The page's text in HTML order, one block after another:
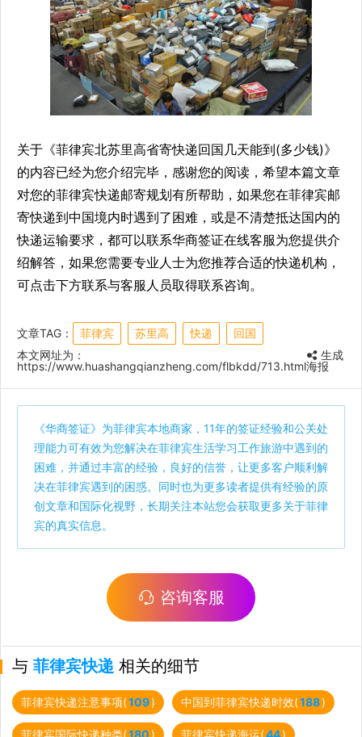
关于《菲律宾北苏里高省寄快递回国几天能到(多少钱)》
的内容已经为您介绍完毕，感谢您的阅读，希望本篇文章
对您的菲律宾快递邮寄规划有所帮助，如果您在菲律宾邮
寄快递到中国境内时遇到了困难，或是不清楚抵达国内的
快递运输要求，都可以联系华商签证在线客服为您提供介
绍解答，如果您需要专业人士为您推荐合适的快递机构，
可点击下方联系与客服人员取得联系咨询。
文章TAG： 菲律宾 苏里高 快递
回国
本文网址为：
https://www.huashangqianzheng.com/flbkdd/713.html
生成
海报
《华商签证》为菲律宾本地商家，11年的签证经验和公关处
理能力可有效为您解决在菲律宾生活学习工作旅游中遇到的
困难，并通过丰富的经验，良好的信誉，让更多客户顺利解
决在菲律宾遇到的困惑。同时也为更多读者提供有经验的原
创文章和国际化视野，长期关注本站您会获取更多关于菲律
宾的真实信息。
咨询客服
与 菲律宾快递 相关的细节
菲律宾快递注意事项(109) 中国到菲律宾快递时效(188)
菲律宾国际快递种类(180) 菲律宾快递海运(44)